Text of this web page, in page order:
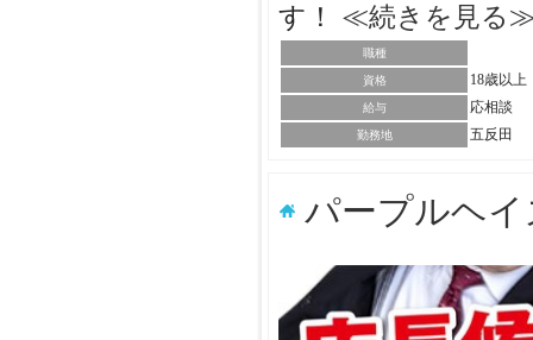
す！ ≪続きを見る
職種
資格 18歳以上
給与 応相談
勤務地 五反田
パープルヘイ